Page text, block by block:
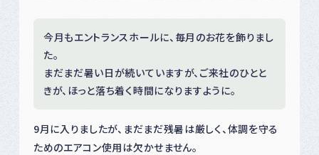
今月もエントランスホールに、毎月のお花を飾りまし
た。
まだまだ暑い日が続いていますが、ご来社のひとと
きが、ほっと落ち着く時間になりますように。
9月に入りましたが、まだまだ残暑は厳しく、体調を守る
ためのエアコン使用は欠かせません。